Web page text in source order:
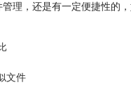
理，还是有一定便捷性的
文件